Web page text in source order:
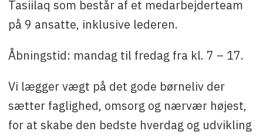
Tasiilaq som består af et medarbejderteam
på 9 ansatte, inklusive lederen.
Åbningstid: mandag til fredag fra kl. 7 – 17.
Vi lægger vægt på det gode børneliv der
sætter faglighed, omsorg og nærvær højest,
for at skabe den bedste hverdag og udvikling